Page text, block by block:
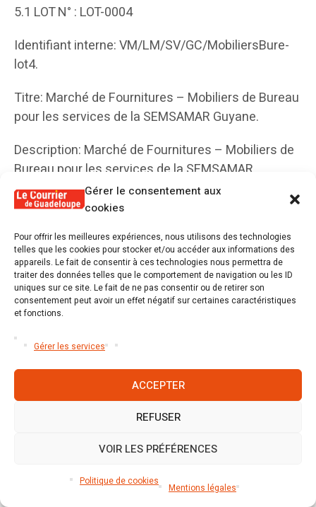
Gérer le consentement aux
cookies
Pour offrir les meilleures expériences, nous utilisons des technologies
telles que les cookies pour stocker et/ou accéder aux informations des
appareils. Le fait de consentir à ces technologies nous permettra de
traiter des données telles que le comportement de navigation ou les ID
uniques sur ce site. Le fait de ne pas consentir ou de retirer son
consentement peut avoir un effet négatif sur certaines caractéristiques
et fonctions.
Gérer les services
ACCEPTER
REFUSER
VOIR LES PRÉFÉRENCES
Politique de cookies
Mentions légales
5.1 LOT N° : LOT-0004
Identifiant interne: VM/LM/SV/GC/MobiliersBure-
lot4.
Titre: Marché de Fournitures – Mobiliers de Bureau
pour les services de la SEMSAMAR Guyane.
Description: Marché de Fournitures – Mobiliers de
Bureau pour les services de la SEMSAMAR.
5.1.1 Objectif
Type de marché: fournitures.
Classification CPV: 39100000.
5.1.2 Lieu d’exécution
5.1.3 Durée estimée
Durée par mois: 36.
5.1.4 Renouvellement